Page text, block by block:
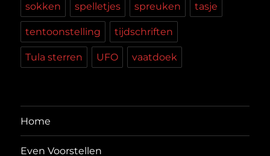
sokken spelletjes spreuken tasje
tentoonstelling tijdschriften
Tula sterren UFO vaatdoek
Home
Even Voorstellen